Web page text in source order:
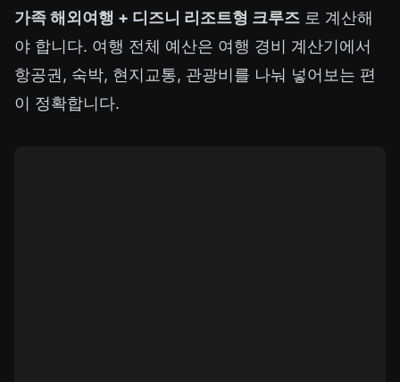
가족 해외여행 + 디즈니 리조트형 크루즈 로 계산해
야 합니다. 여행 전체 예산은 여행 경비 계산기에서
항공권, 숙박, 현지교통, 관광비를 나눠 넣어보는 편
이 정확합니다.